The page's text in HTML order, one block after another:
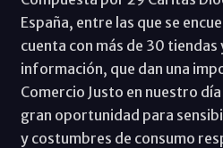
España, entre las que se
cuenta con más de 30
información, que dan una
Comercio Justo en nuestro
gran oportunidad para
y costumbres de consumo